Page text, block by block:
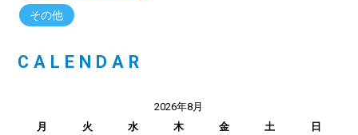
その他
CALENDAR
2026年8月
月
火 水 木 金 土
日